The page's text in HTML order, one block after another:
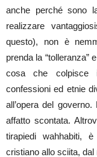
anche perché sono
realizzare
questo), non è
prenda la “tolleranza”
cosa che colpisce
confessioni ed etnie
all’opera del
affatto scontata.
tirapiedi wahhabiti,
cristiano allo sciita,